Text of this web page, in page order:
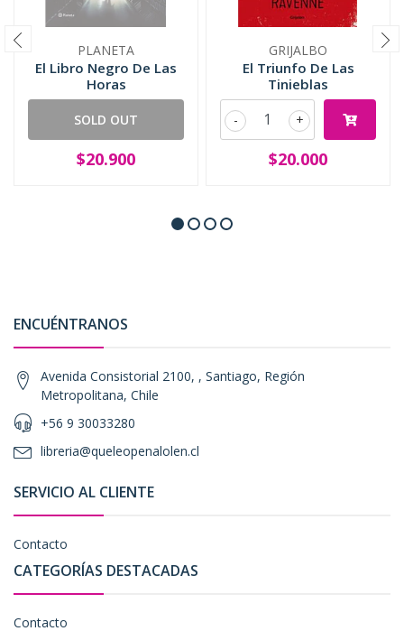
PLANETA
El Libro Negro De Las
Horas
SOLD OUT
$20.900
GRIJALBO
El Triunfo De Las
Tinieblas
+
-
$20.000
ENCUÉNTRANOS
Avenida Consistorial 2100, , Santiago, Región
Metropolitana, Chile
+56 9 30033280
libreria@queleopenalolen.cl
SERVICIO AL CLIENTE
Contacto
CATEGORÍAS DESTACADAS
Contacto